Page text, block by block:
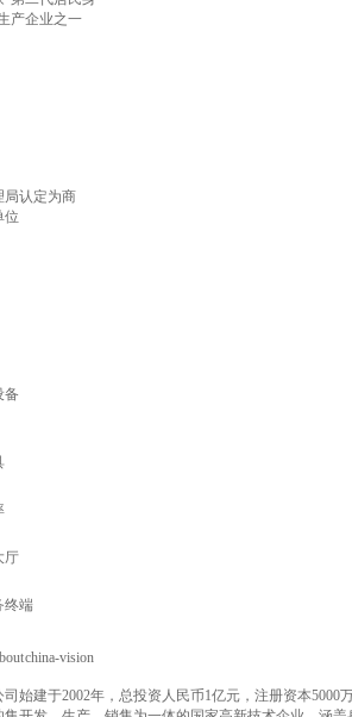
产企业之一
局认定为商
位
备
厅
终端
china-vision
始建于2002年，总投资人民币1亿元，注册资本